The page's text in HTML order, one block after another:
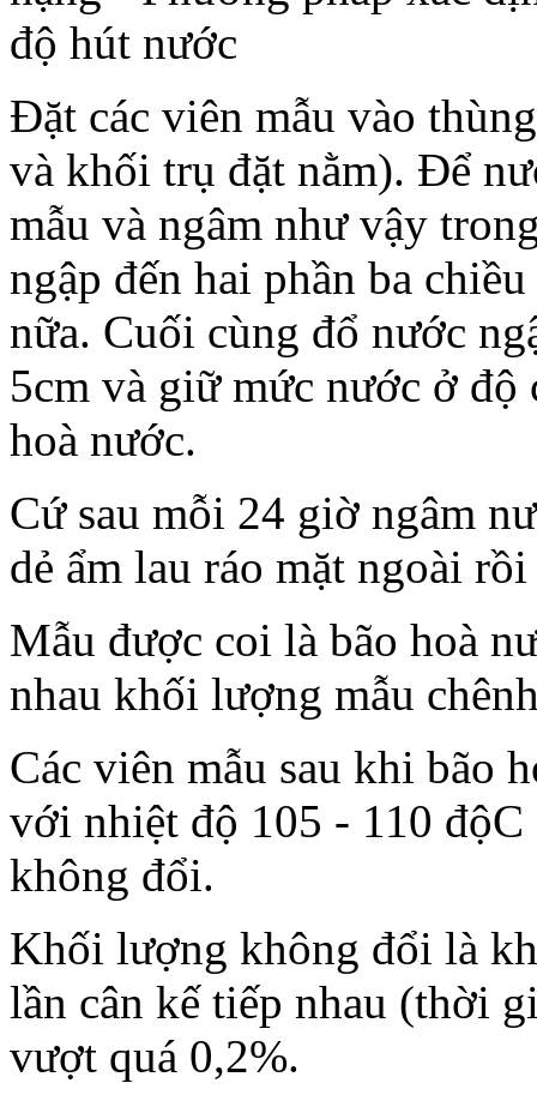
Đặt các viên mẫu vào
và khối trụ đặt nằm). Để
mẫu và ngâm như vậy
ngập đến hai phần ba
nữa. Cuối cùng đổ nước
5cm và giữ mức nước ở
hoà nước.
Cứ sau mỗi 24 giờ ngâm
dẻ ẩm lau ráo mặt ngoài
Mẫu được coi là bão hoà
nhau khối lượng mẫu
Các viên mẫu sau khi bão
với nhiệt độ 105 - 110
không đổi.
Khối lượng không đổi là
lần cân kế tiếp nhau (thời
vượt quá 0,2%.